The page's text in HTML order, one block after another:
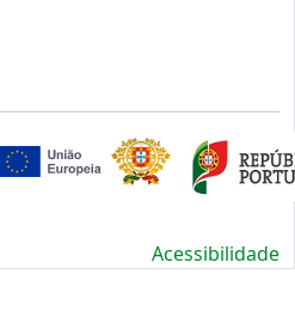
Acessibilidade